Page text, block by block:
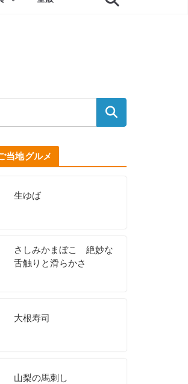
当地グルメ
生ゆば
さしみかまぼこ 絶妙な
舌触りと滑らかさ
大根寿司
山梨の馬刺し